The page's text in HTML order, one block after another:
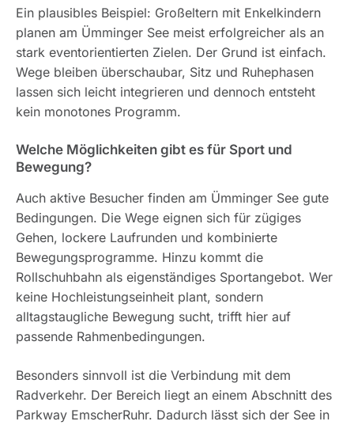
Ein plausibles Beispiel: Großeltern mit Enkelkindern
planen am Ümminger See meist erfolgreicher als an
stark eventorientierten Zielen. Der Grund ist einfach.
Wege bleiben überschaubar, Sitz und Ruhephasen
lassen sich leicht integrieren und dennoch entsteht
kein monotones Programm.
Welche Möglichkeiten gibt es für Sport und
Bewegung?
Auch aktive Besucher finden am Ümminger See gute
Bedingungen. Die Wege eignen sich für zügiges
Gehen, lockere Laufrunden und kombinierte
Bewegungsprogramme. Hinzu kommt die
Rollschuhbahn als eigenständiges Sportangebot. Wer
keine Hochleistungseinheit plant, sondern
alltagstaugliche Bewegung sucht, trifft hier auf
passende Rahmenbedingungen.
Besonders sinnvoll ist die Verbindung mit dem
Radverkehr. Der Bereich liegt an einem Abschnitt des
Parkway EmscherRuhr. Dadurch lässt sich der See in